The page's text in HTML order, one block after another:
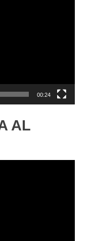
00:24
AL